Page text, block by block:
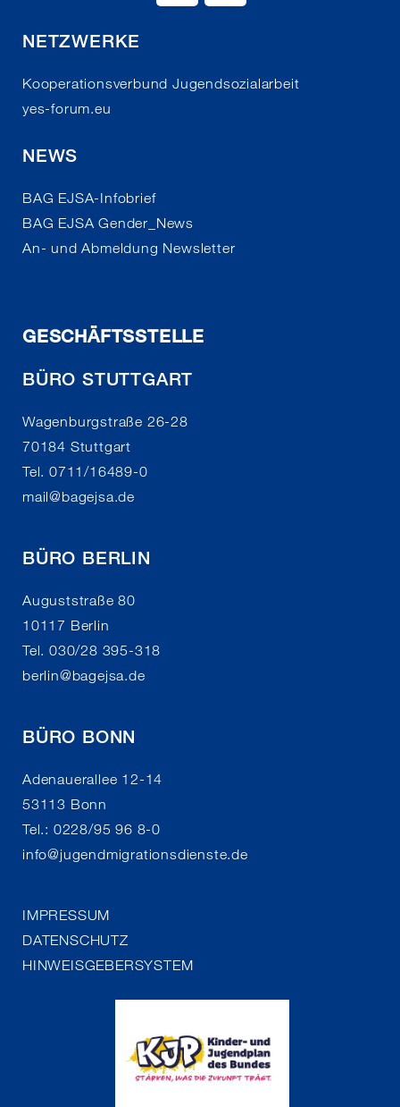
NETZWERKE
Kooperationsverbund Jugendsozialarbeit
yes-forum.eu
NEWS
BAG EJSA-Infobrief
BAG EJSA Gender_News
An- und Abmeldung Newsletter
GESCHÄFTSSTELLE
BÜRO STUTTGART
Wagenburgstraße 26-28
70184 Stuttgart
Tel. 0711/16489-0
mail@bagejsa.de
BÜRO BERLIN
Auguststraße 80
10117 Berlin
Tel. 030/28 395-318
berlin@bagejsa.de
BÜRO BONN
Adenauerallee 12-14
53113 Bonn
Tel.: 0228/95 96 8-0
info@jugendmigrationsdienste.de
IMPRESSUM
DATENSCHUTZ
HINWEISGEBERSYSTEM